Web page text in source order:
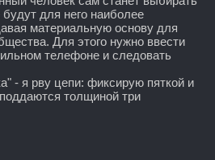
для него наиболее
материальную основу для
Для этого нужно ввести
телефоне и следовать
- я рву цепи: фиксирую пяткой и
толщиной три